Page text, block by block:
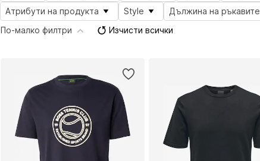
Атрибути на продукта
Style Дължина на ръкавите
По-малко филтри
Изчисти всички